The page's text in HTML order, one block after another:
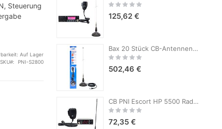
Steuerung
Auf Lager
SKU
PNI-S2800
Rating:
125,62 €
Bax 20 Stück CB-Antennen PNI ML100, Länge 100 cm, 26-30 MHz, 250 W, 125 mm Magnet im Lieferumfang enthalten
Rating:
502,46 €
CB PNI Escort HP 5500 Radiosender und CB PNI Extra 45 Antenne, 45 cm, SWR 1,0, 26-30 MHz, 150 W, schwarz
Rating:
72,35 €